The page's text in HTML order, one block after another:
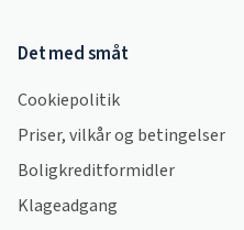
Det med småt
Cookiepolitik
Priser, vilkår og betingelser
Boligkreditformidler
Klageadgang